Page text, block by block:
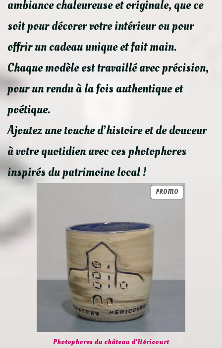
ambiance chaleureuse et originale, que ce
soit pour décorer votre intérieur ou pour
offrir un cadeau unique et fait main.
Chaque modèle est travaillé avec précision,
pour un rendu à la fois authentique et
poétique.
Ajoutez une touche d’histoire et de douceur
à votre quotidien avec ces photophores
inspirés du patrimoine local !
PROMOPRODUIT
EN
Photophores du château d’Héricourt